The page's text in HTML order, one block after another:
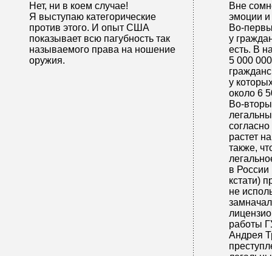
Нет, ни в коем случае!
Я выступаю категорические
против этого. И опыт США
показывает всю пагубность так
называемого права на ношение
оружия.
Вне
эмоции
Во-
у
есть. В
5 000
у
около 6
Во-
растет
также,
в России
кстати)
не
работы
Андрея